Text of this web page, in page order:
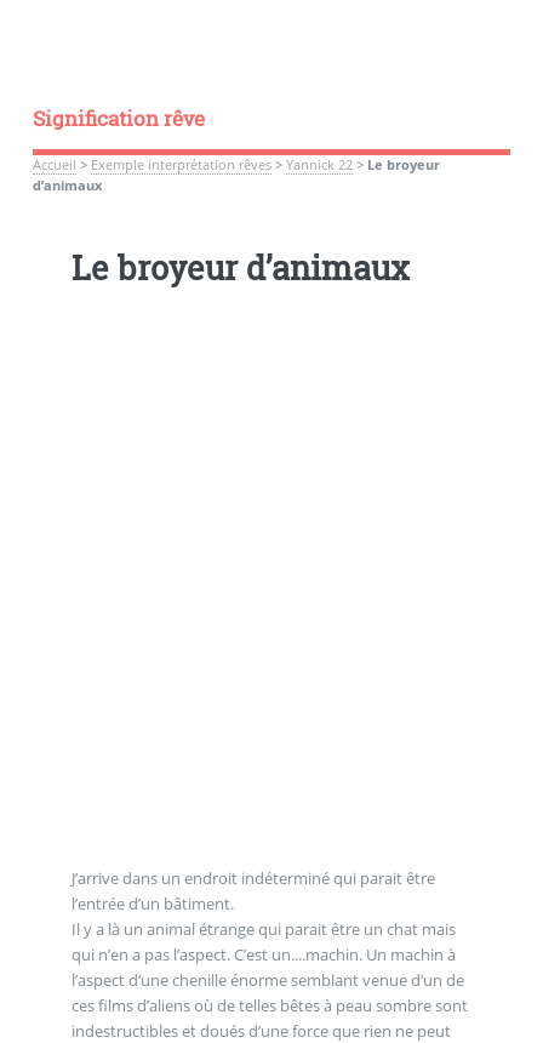
Signification rêve
Accueil > Exemple interprétation rêves> Yannick 22> Le broyeur
d’animaux
Le broyeur d’animaux
J’arrive dans un endroit indéterminé qui parait être
l’entrée d’un bâtiment.
Il y a là un animal étrange qui parait être un chat mais
qui n’en a pas l’aspect. C’est un....machin. Un machin à
l’aspect d’une chenille énorme semblant venue d’un de
ces films d’aliens où de telles bêtes à peau sombre sont
indestructibles et doués d’une force que rien ne peut